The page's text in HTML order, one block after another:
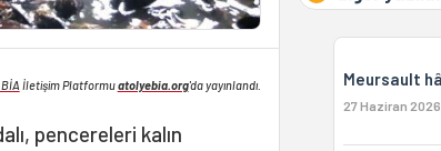
İletişim Platformuatolyebia.org'da yayınlandı.
pencereleri kalın
Meursault
27 Haziran 2026